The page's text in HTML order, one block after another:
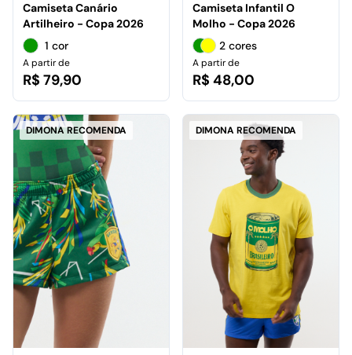
Camiseta Canário
Artilheiro - Copa 2026
1 cor
A partir de
R$ 79,90
Camiseta Infantil O
Molho - Copa 2026
2 cores
A partir de
R$ 48,00
DIMONA RECOMENDA DIMONA RECOMENDA